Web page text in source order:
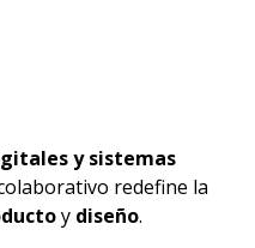
y sistemas
redefine la
y diseño.